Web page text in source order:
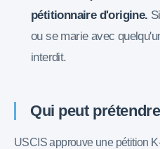
pétitionnaire d'origine.
ou se marie avec
interdit.
Qui peut
USCIS approuve une pétition